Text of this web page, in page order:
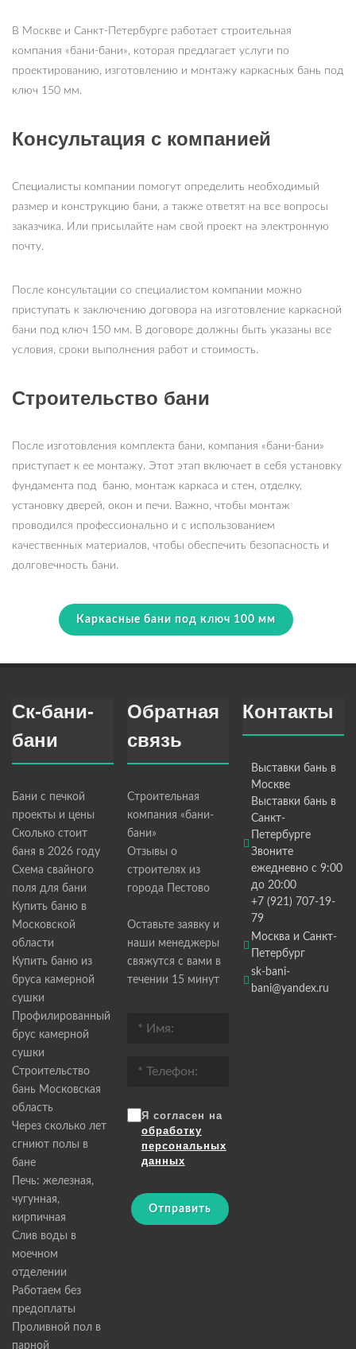
В Москве и Санкт-Петербурге работает строительная
компания «бани-бани», которая предлагает услуги по
проектированию, изготовлению и монтажу каркасных бань под
ключ 150 мм.
Консультация с компанией
Специалисты компании помогут определить необходимый
размер и конструкцию бани, а также ответят на все вопросы
заказчика. Или присылайте нам свой проект на электронную
почту.
После консультации со специалистом компании можно
приступать к заключению договора на изготовление каркасной
бани под ключ 150 мм. В договоре должны быть указаны все
условия, сроки выполнения работ и стоимость.
Строительство бани
После изготовления комплекта бани, компания «бани-бани»
приступает к ее монтажу. Этот этап включает в себя установку
фундамента под баню, монтаж каркаса и стен, отделку,
установку дверей, окон и печи. Важно, чтобы монтаж
проводился профессионально и с использованием
качественных материалов, чтобы обеспечить безопасность и
долговечность бани.
Каркасные бани под ключ 100 мм
Ск-бани-
бани
Бани с печкой
проекты и цены
Сколько стоит
баня в 2026 году
Схема свайного
поля для бани
Купить баню в
Московской
области
Купить баню из
бруса камерной
сушки
Профилированный
брус камерной
сушки
Строительство
бань Московская
область
Через сколько лет
сгниют полы в
бане
Печь: железная,
чугунная,
кирпичная
Слив воды в
моечном
отделении
Работаем без
предоплаты
Проливной пол в
парной
Обратная
связь
Строительная
компания «бани-
бани»
Отзывы о
строителях из
города Пестово
Оставьте заявку и
наши менеджеры
свяжутся с вами в
течении 15 минут
Я согласен на
обработку
персональных
данных
Отправить
Контакты
Выставки бань в
Москве
Выставки бань в
Санкт-
Петербурге
Звоните
ежедневно с 9:00
до 20:00
+7 (921) 707-19-
79
Москва и Санкт-
Петербург
sk-bani-
bani@yandex.ru